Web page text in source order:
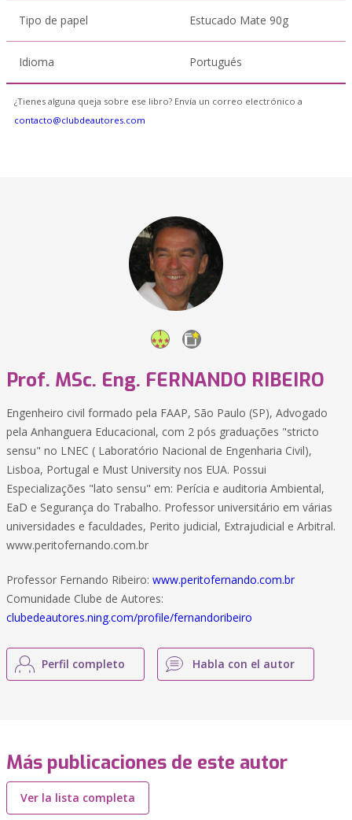
Tipo de papel Estucado Mate 90g
Idioma Portugués
¿Tienes alguna queja sobre ese libro? Envía un correo electrónico a
contacto@clubdeautores.com
Prof. MSc. Eng. FERNANDO RIBEIRO
Engenheiro civil formado pela FAAP, São Paulo (SP), Advogado
pela Anhanguera Educacional, com 2 pós graduações "stricto
sensu" no LNEC ( Laboratório Nacional de Engenharia Civil),
Lisboa, Portugal e Must University nos EUA. Possui
Especializações "lato sensu" em: Perícia e auditoria Ambiental,
EaD e Segurança do Trabalho. Professor universitário em várias
universidades e faculdades, Perito judicial, Extrajudicial e Arbitral.
www.peritofernando.com.br
Professor Fernando Ribeiro: www.peritofernando.com.br
Comunidade Clube de Autores:
clubedeautores.ning.com/profile/fernandoribeiro
Perfil completo Habla con el autor
Más publicaciones de este autor
Ver la lista completa